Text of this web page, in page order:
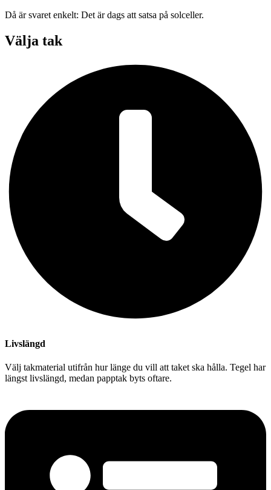
Då är svaret enkelt: Det är dags att satsa på solceller.
Välja tak
Livslängd
Välj takmaterial utifrån hur länge du vill att taket ska hålla. Tegel har
längst livslängd, medan papptak byts oftare.